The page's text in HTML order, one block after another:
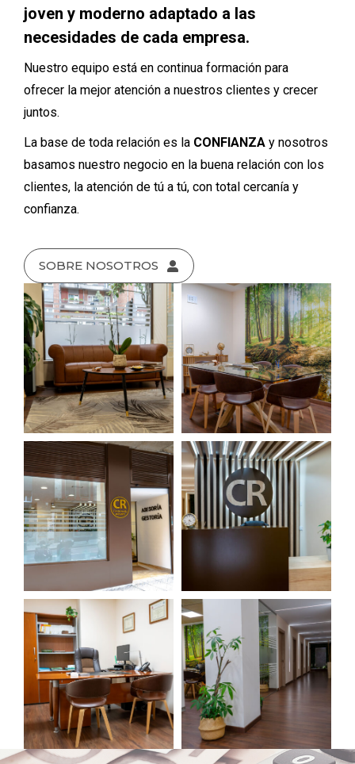
joven y moderno adaptado a las
necesidades de cada empresa.
Nuestro equipo está en continua formación para
ofrecer la mejor atención a nuestros clientes y crecer
juntos.
La base de toda relación es la CONFIANZA y nosotros
basamos nuestro negocio en la buena relación con los
clientes, la atención de tú a tú, con total cercanía y
confianza.
SOBRE NOSOTROS